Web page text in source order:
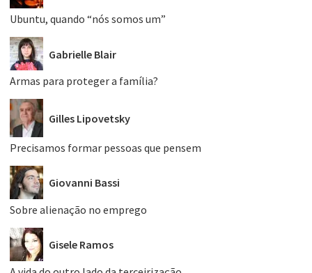
Ubuntu, quando “nós somos um”
Gabrielle Blair
Armas para proteger a família?
Gilles Lipovetsky
Precisamos formar pessoas que pensem
Giovanni Bassi
Sobre alienação no emprego
Gisele Ramos